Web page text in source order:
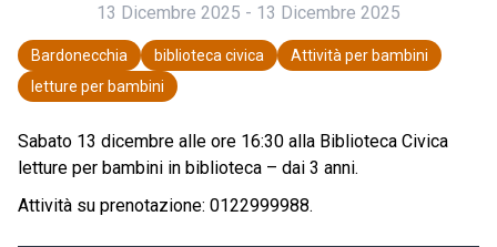
13 Dicembre 2025 - 13 Dicembre 2025
Bardonecchia biblioteca civica
Attività per bambini
letture per bambini
Sabato 13 dicembre alle ore 16:30 alla Biblioteca Civica
letture per bambini in biblioteca – dai 3 anni.
Attività su prenotazione: 0122999988.